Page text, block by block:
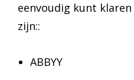
eenvoudig kunt
zijn::
ABBYY